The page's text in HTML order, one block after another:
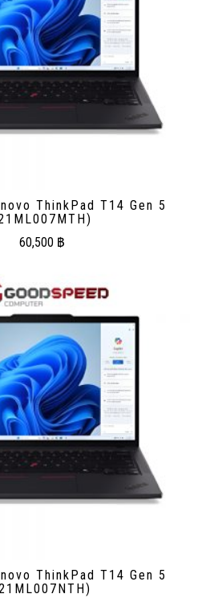
ThinkPad T14 Gen 5
60,500 ฿
ThinkPad T14 Gen 5